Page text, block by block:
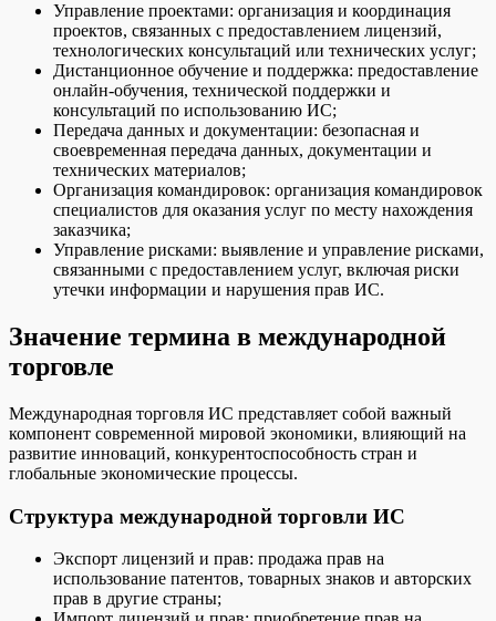
Управление проектами: организация и координация
проектов, связанных с предоставлением лицензий,
технологических консультаций или технических услуг;
Дистанционное обучение и поддержка: предоставление
онлайн-обучения, технической поддержки и
консультаций по использованию ИС;
Передача данных и документации: безопасная и
своевременная передача данных, документации и
технических материалов;
Организация командировок: организация командировок
специалистов для оказания услуг по месту нахождения
заказчика;
Управление рисками: выявление и управление рисками,
связанными с предоставлением услуг, включая риски
утечки информации и нарушения прав ИС.
Значение термина в международной
торговле
Международная торговля ИС представляет собой важный
компонент современной мировой экономики, влияющий на
развитие инноваций, конкурентоспособность стран и
глобальные экономические процессы.
Структура международной торговли ИС
Экспорт лицензий и прав: продажа прав на
использование патентов, товарных знаков и авторских
прав в другие страны;